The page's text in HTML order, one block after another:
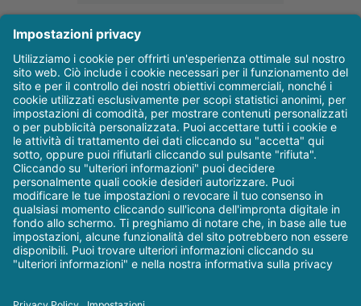
Autrice/Autore Articoli recenti
A-Dec